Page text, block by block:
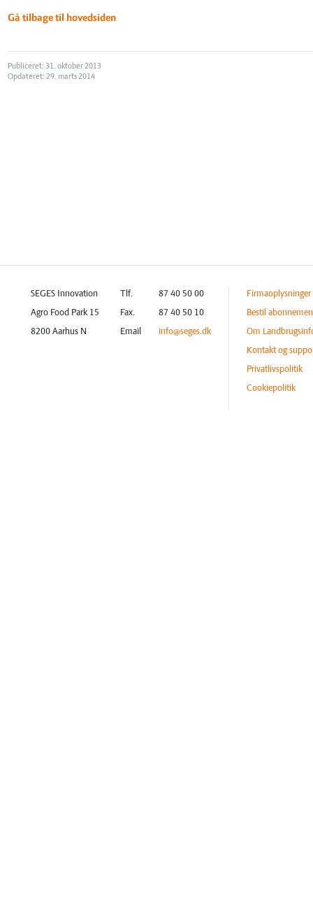
Gå tilbage til hovedsiden
Publiceret: 31. oktober 2013
Opdateret: 29. marts 2014
SEGES Innovation
Agro Food Park 15
8200 Aarhus N
Tlf.
87 40 50 00
Fax.
87 40 50 10
Email
info@seges.dk
Firmaoplysninger
Bestil
Om
Kontakt og
Privatlivspolitik
Cookiepolitik